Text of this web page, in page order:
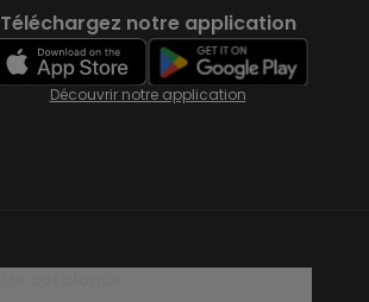
Téléchargez notre application
Découvrir notre application